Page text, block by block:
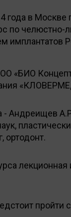
года в Москве
по челюстно-
имплантатов
«БИО
- Андреищев
ортодонт.
лекционная